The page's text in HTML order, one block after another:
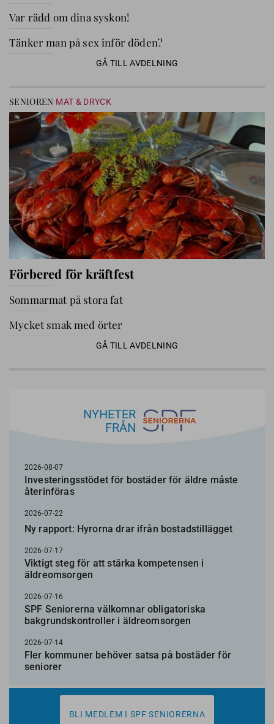
Var rädd om dina syskon!
Tänker man på sex inför döden?
GÅ TILL AVDELNING
SENIOREN MAT & DRYCK
Förbered för kräftfest
Sommarmat på stora fat
Mycket smak med örter
GÅ TILL AVDELNING
NYHETER
FRÅN
2026-08-07
Investeringsstödet för bostäder för äldre måste
återinföras
2026-07-22
Ny rapport: Hyrorna drar ifrån bostadstillägget
2026-07-17
Viktigt steg för att stärka kompetensen i
äldreomsorgen
2026-07-16
SPF Seniorerna välkomnar obligatoriska
bakgrundskontroller i äldreomsorgen
2026-07-14
Fler kommuner behöver satsa på bostäder för
seniorer
BLI MEDLEM I SPF SENIORERNA